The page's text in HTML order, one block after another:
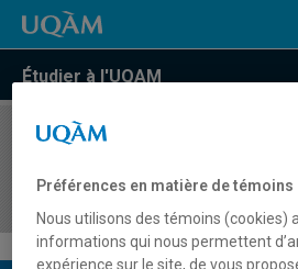
Étudier à l'UQAM
COURS//
l'adolescence
Préférences en matière de témoins
Nous utilisons des témoins (cookies)
informations qui nous permettent
expérience sur le site, de vous